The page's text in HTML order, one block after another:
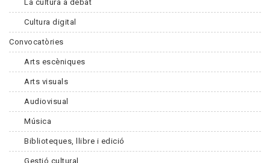
La cultura a debat
Cultura digital
Convocatòries
Arts escèniques
Arts visuals
Audiovisual
Música
Biblioteques, llibre i edició
Gestió cultural